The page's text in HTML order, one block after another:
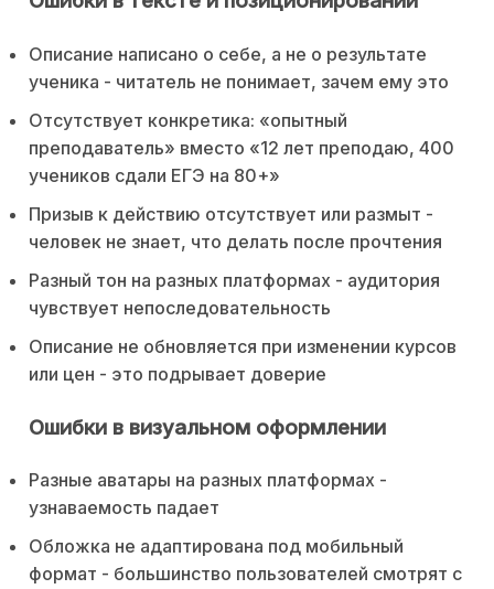
Описание написано о себе, а не о результате
ученика - читатель не понимает, зачем ему это
Отсутствует конкретика: «опытный
преподаватель» вместо «12 лет преподаю, 400
учеников сдали ЕГЭ на 80+»
Призыв к действию отсутствует или размыт -
человек не знает, что делать после прочтения
Разный тон на разных платформах - аудитория
чувствует непоследовательность
Описание не обновляется при изменении курсов
или цен - это подрывает доверие
Ошибки в визуальном оформлении
Разные аватары на разных платформах -
узнаваемость падает
Обложка не адаптирована под мобильный
формат - большинство пользователей смотрят с